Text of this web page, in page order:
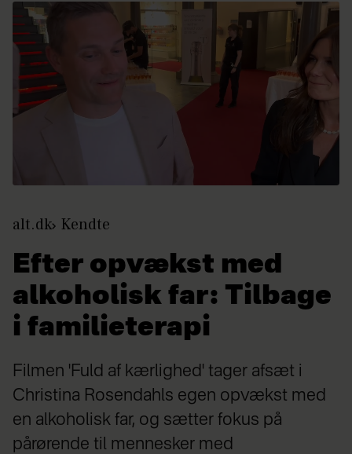
alt.dk Kendte
Efter opvækst med
alkoholisk far: Tilbage
i familieterapi
Filmen 'Fuld af kærlighed' tager afsæt i
Christina Rosendahls egen opvækst med
en alkoholisk far, og sætter fokus på
pårørende til mennesker med